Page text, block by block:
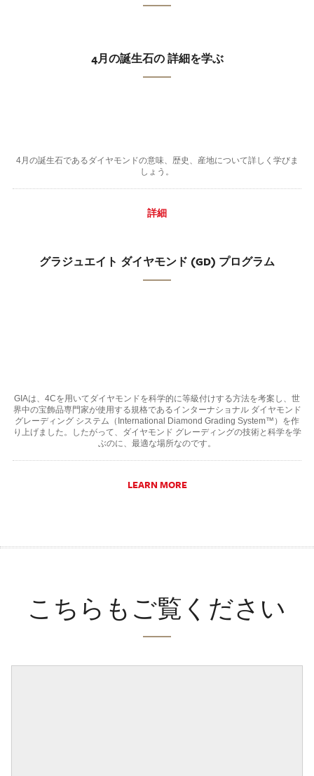
4月の誕生石の 詳細を学ぶ
4月の誕生石であるダイヤモンドの意味、歴史、産地について詳しく学びま
しょう。
詳細
グラジュエイト ダイヤモンド (GD) プログラム
GIAは、4Cを用いてダイヤモンドを科学的に等級付けする方法を考案し、世
界中の宝飾品専門家が使用する規格であるインターナショナル ダイヤモンド
グレーディング システム（International Diamond Grading System™）を作
り上げました。したがって、ダイヤモンド グレーディングの技術と科学を学
ぶのに、最適な場所なのです。
LEARN MORE
こちらもご覧ください